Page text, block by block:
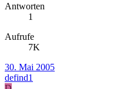
Antworten
1
Aufrufe
7K
30. Mai 2005
defind1